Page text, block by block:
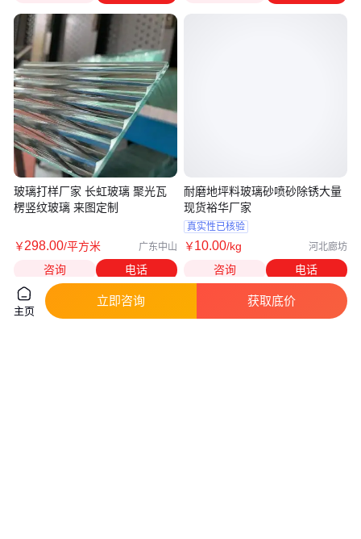
玻璃打样厂家 长虹玻璃 聚光瓦
楞竖纹玻璃 来图定制
￥298.00/平方米 广东中山
咨询 电话
耐磨地坪料玻璃砂喷砂除锈大量
现货裕华厂家
真实性已核验
￥10.00/kg 河北廊坊
咨询 电话
主页
立即咨询 获取底价